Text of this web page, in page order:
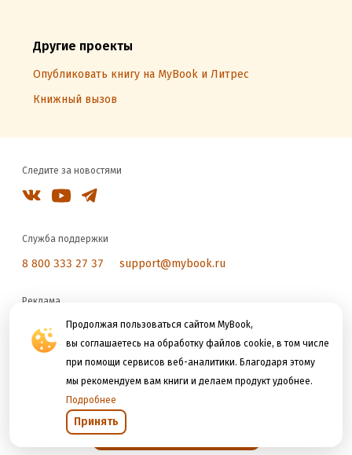
Продолжая пользоваться сайтом MyBook,
вы соглашаетесь на обработку файлов cookie, в том числе
при помощи сервисов веб-аналитики. Благодаря этому
мы рекомендуем вам книги и делаем продукт удобнее.
Подробнее
Принять
Другие проекты
Опубликовать книгу на MyBook и Литрес
Книжный вызов
Следите за новостями
Служба поддержки
8 800 333 27 37 support@mybook.ru
Реклама
reklama@litres.ru
Мы принимаем к оплате
Открыть в приложении